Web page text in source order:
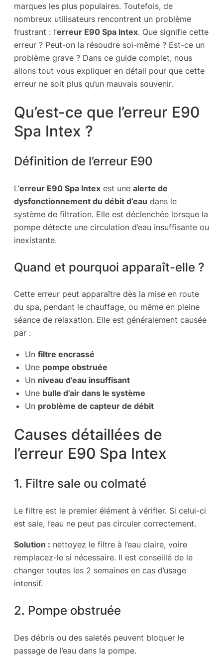
marques les plus populaires. Toutefois, de
nombreux utilisateurs rencontrent un problème
frustrant : l’erreur E90 Spa Intex. Que signifie cette
erreur ? Peut-on la résoudre soi-même ? Est-ce un
problème grave ? Dans ce guide complet, nous
allons tout vous expliquer en détail pour que cette
erreur ne soit plus qu’un mauvais souvenir.
Qu’est-ce que l’erreur E90
Spa Intex ?
Définition de l’erreur E90
L’erreur E90 Spa Intex est une alerte de
dysfonctionnement du débit d’eau dans le
système de filtration. Elle est déclenchée lorsque la
pompe détecte une circulation d’eau insuffisante ou
inexistante.
Quand et pourquoi apparaît-elle ?
Cette erreur peut apparaître dès la mise en route
du spa, pendant le chauffage, ou même en pleine
séance de relaxation. Elle est généralement causée
par :
Un filtre encrassé
Une pompe obstruée
Un niveau d’eau insuffisant
Une bulle d’air dans le système
Un problème de capteur de débit
Causes détaillées de
l’erreur E90 Spa Intex
1. Filtre sale ou colmaté
Le filtre est le premier élément à vérifier. Si celui-ci
est sale, l’eau ne peut pas circuler correctement.
Solution : nettoyez le filtre à l’eau claire, voire
remplacez-le si nécessaire. Il est conseillé de le
changer toutes les 2 semaines en cas d’usage
intensif.
2. Pompe obstruée
Des débris ou des saletés peuvent bloquer le
passage de l’eau dans la pompe.